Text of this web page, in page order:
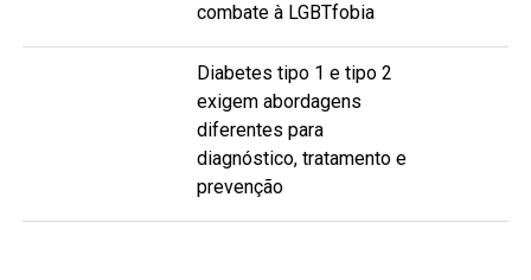
combate à LGBTfobia
Diabetes tipo 1 e tipo 2
exigem abordagens
diferentes para
diagnóstico, tratamento e
prevenção